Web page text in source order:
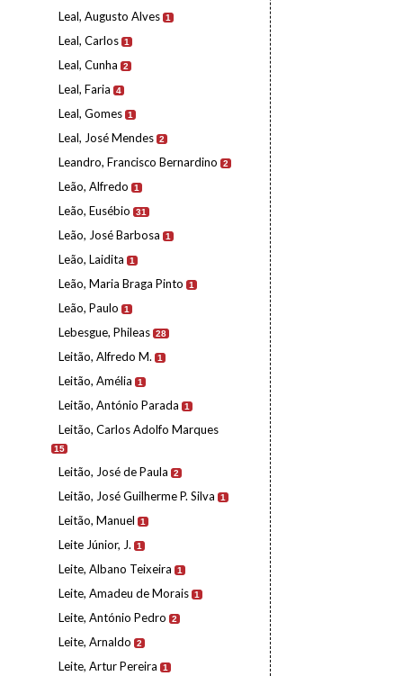
Leal, Augusto Alves 1
Leal, Carlos 1
Leal, Cunha 2
Leal, Faria 4
Leal, Gomes 1
Leal, José Mendes 2
Leandro, Francisco Bernardino 2
Leão, Alfredo 1
Leão, Eusébio 31
Leão, José Barbosa 1
Leão, Laidita 1
Leão, Maria Braga Pinto 1
Leão, Paulo 1
Lebesgue, Phileas 28
Leitão, Alfredo M. 1
Leitão, Amélia 1
Leitão, António Parada 1
Leitão, Carlos Adolfo Marques
15
Leitão, José de Paula 2
Leitão, José Guilherme P. Silva 1
Leitão, Manuel 1
Leite Júnior, J. 1
Leite, Albano Teixeira 1
Leite, Amadeu de Morais 1
Leite, António Pedro 2
Leite, Arnaldo 2
Leite, Artur Pereira 1